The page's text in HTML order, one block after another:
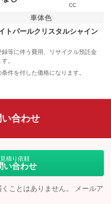
cc
車体色
トパールクリスタルシャイン
等に伴う費用、リサイクル預託金
。
件を付した価格になります。
合わせ
積り依頼
い合わせ
ことはありません。 メールア